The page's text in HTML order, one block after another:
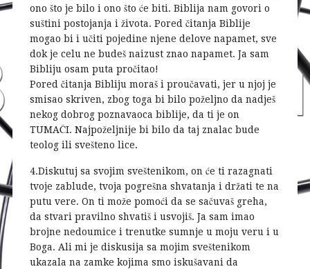
ono što je bilo i ono što će biti. Biblija nam govori o
suštini postojanja i života. Pored čitanja Biblije
mogao bi i učiti pojedine njene delove napamet, sve
dok je celu ne budeš naizust znao napamet. Ja sam
Bibliju osam puta pročitao!
Pored čitanja Bibliju moraš i proučavati, jer u njoj je
smisao skriven, zbog toga bi bilo poželjno da nadješ
nekog dobrog poznavaoca biblije, da ti je on
TUMAČI. Najpoželjnije bi bilo da taj znalac bude
teolog ili svešteno lice.
4.Diskutuj sa svojim sveštenikom, on će ti razagnati
tvoje zablude, tvoja pogrešna shvatanja i držati te na
putu vere. On ti može pomoći da se sačuvaš greha,
da stvari pravilno shvatiš i usvojiš. Ja sam imao
brojne nedoumice i trenutke sumnje u moju veru i u
Boga. Ali mi je diskusija sa mojim sveštenikom
ukazala na zamke kojima smo iskušavani da